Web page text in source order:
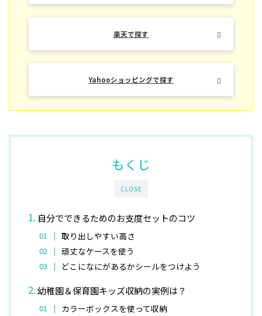
楽天で探す
Yahooショッピングで探す
CLOSE
もくじ
自分でできるためのお支度セットのコツ
取り出しやすい高さ
頑丈なケースを使う
どこになにがあるかシールをつけよう
幼稚園＆保育園キッズ収納の実例は？
カラーボックスを使って収納